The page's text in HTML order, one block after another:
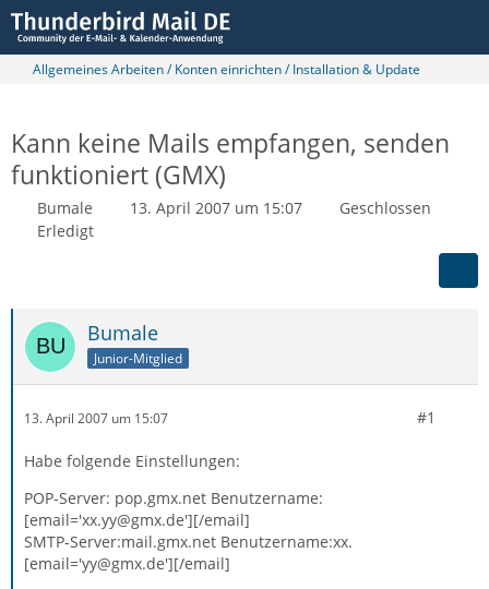
Allgemeines Arbeiten / Konten einrichten / Installation & Update
Kann keine Mails empfangen, senden
funktioniert (GMX)
Bumale 13. April 2007 um 15:07
Geschlossen
Erledigt
Bumale
Junior-Mitglied
13. April 2007 um 15:07 #1
Habe folgende Einstellungen:
POP-Server: pop.gmx.net Benutzername:
[email='xx.yy@gmx.de'][/email]
SMTP-Server:mail.gmx.net Benutzername:xx.
[email='yy@gmx.de'][/email]